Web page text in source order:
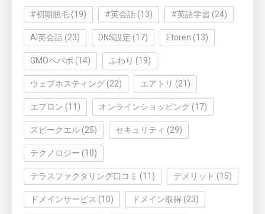
#初期脱毛 (19) #英会話 (13) #英語学習 (24)
AI英会話 (23) DNS設定 (17) Etoren (13)
GMOペパボ (14) ふわり (19)
ウェブホスティング (22) エアトリ (21)
エプロン (11) オンラインショッピング (17)
スピークエル (25) セキュリティ (29)
テクノロジー (10)
テラスファクタリング口コミ (11) デメリット (15)
ドメインサービス (10) ドメイン取得 (23)